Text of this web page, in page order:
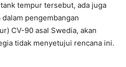
tank tempur tersebut, ada juga
pengembangan
CV-90 asal Swedia, akan
tidak menyetujui rencana ini.